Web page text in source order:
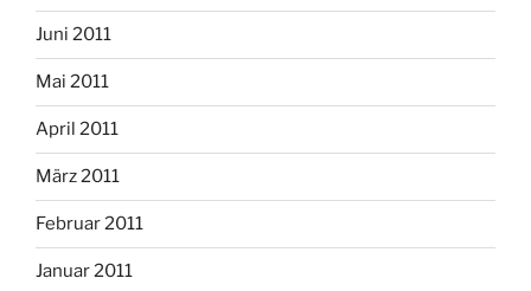
Juni 2011
Mai 2011
April 2011
März 2011
Februar 2011
Januar 2011